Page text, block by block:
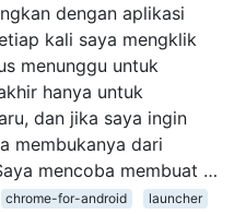
dengan aplikasi
kali saya mengklik
menunggu untuk
hanya untuk
dan jika saya ingin
membukanya dari
mencoba membuat …
chrome-for-android
launcher